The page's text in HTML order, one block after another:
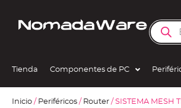
Tienda Componentes de PC
Inicio / Periféricos / Router / SISTEMA MESH